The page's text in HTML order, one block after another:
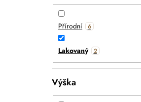
Přírodní 6
Lakovaný 2
Výška